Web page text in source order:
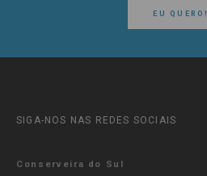
EU QUERO!
SIGA-NOS NAS REDES SOCIAIS
Conserveira do Sul